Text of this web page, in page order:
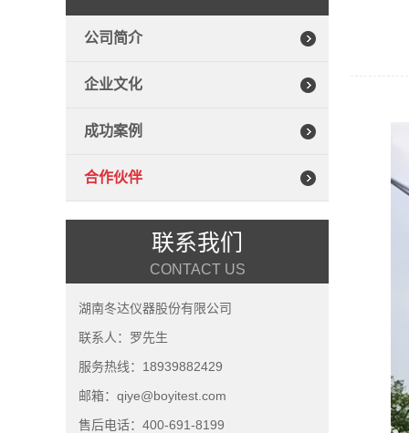
公司简介
企业文化
成功案例
合作伙伴
联系我们
CONTACT US
湖南冬达仪器股份有限公司
联系人：罗先生
服务热线：18939882429
邮箱：qiye@boyitest.com
售后电话：400-691-8199